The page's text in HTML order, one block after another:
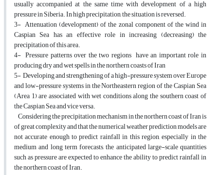
usually accompanied at the same time with development of a high
pressure in Siberia. In high precipitation, the situation is reversed.
3- Attenuation (development) of the zonal component of the wind in
Caspian Sea has an effective role in increasing (decreasing) the
precipitation of this area.
4- Pressure patterns over the two regions have an important role in
producing dry and wet spells in the northern coasts of Iran
5- Developing and strengthening of a high-pressure system over Europe
and low-pressure systems in the Northeastern region of the Caspian Sea
(Area 1) are associated with wet conditions along the southern coast of
the Caspian Sea and vice versa.
Considering the precipitation mechanism in the northern coast of Iran is
of great complexity and that the numerical weather prediction models are
not accurate enough to predict rainfall in this region, especially in the
medium and long term forecasts, the anticipated large-scale quantities
such as pressure are expected to enhance the ability to predict rainfall in
the northern coast of Iran.